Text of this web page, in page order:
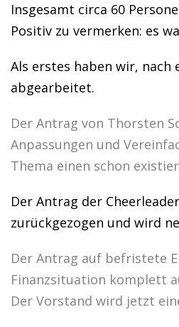
Insgesamt circa 60
Positiv zu vermerken: es
Als erstes haben wir, nach
abgearbeitet.
Der Antrag von Thorsten
Anpassungen und
Thema einen schon
Der Antrag der
zurückgezogen und wird
Der Antrag auf befristete
Finanzsituation komplett
Der Vorstand wird jetzt